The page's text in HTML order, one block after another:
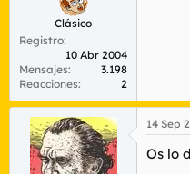
Clásico
Registro
10 Abr 2004
Mensajes
3.198
Reacciones
2
14 Sep
Os lo